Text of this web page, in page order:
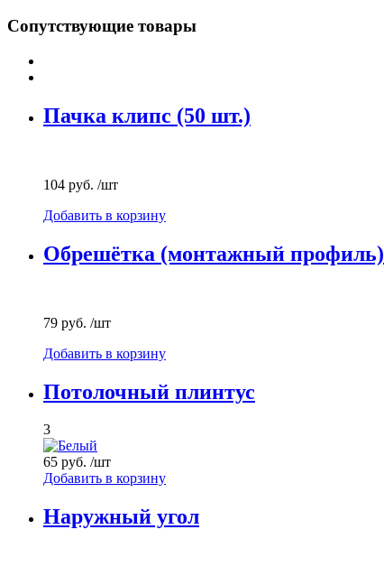
Сопутствующие товары
Пачка клипс (50 шт.)
104 руб. /шт
Добавить в корзину
Обрешётка (монтажный профиль)
79 руб. /шт
Добавить в корзину
Потолочный плинтус
3
65 руб. /шт
Добавить в корзину
Наружный угол